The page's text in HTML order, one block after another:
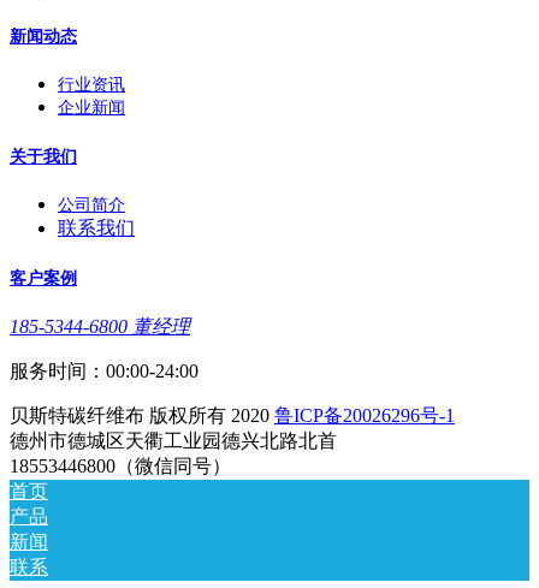
新闻动态
行业资讯
企业新闻
关于我们
公司简介
联系我们
客户案例
185-5344-6800 董经理
服务时间：00:00-24:00
贝斯特碳纤维布 版权所有 2020 鲁ICP备20026296号-1
德州市德城区天衢工业园德兴北路北首
18553446800（微信同号）
首页
产品
新闻
联系